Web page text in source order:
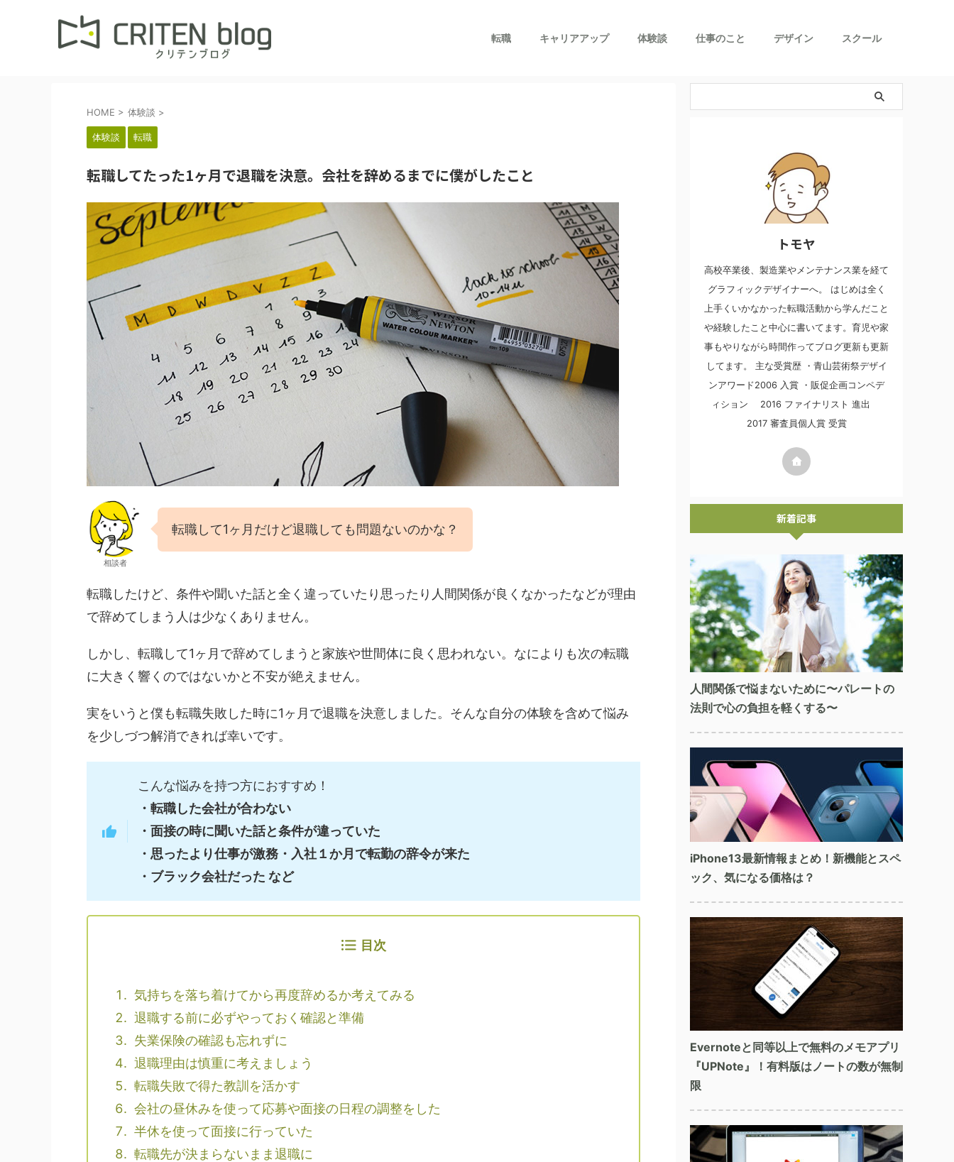
転職 キャリアアップ 体験談 仕事のこと デザイン スクール
HOME > 体験談 >
体験談 転職
転職してたった1ヶ月で退職を決意。会社を辞めるまでに僕がしたこと
相談者
転職して1ヶ月だけど退職しても問題ないのかな？
転職したけど、条件や聞いた話と全く違っていたり思ったり人間関係が良くなかったなどが理由
で辞めてしまう人は少なくありません。
しかし、転職して1ヶ月で辞めてしまうと家族や世間体に良く思われない。なによりも次の転職
に大きく響くのではないかと不安が絶えません。
実をいうと僕も転職失敗した時に1ヶ月で退職を決意しました。そんな自分の体験を含めて悩み
を少しづつ解消できれば幸いです。
こんな悩みを持つ方におすすめ！
・転職した会社が合わない
・面接の時に聞いた話と条件が違っていた
・思ったより仕事が激務・入社１か月で転勤の辞令が来た
・ブラック会社だった など
目次
気持ちを落ち着けてから再度辞めるか考えてみる
退職する前に必ずやっておく確認と準備
失業保険の確認も忘れずに
退職理由は慎重に考えましょう
転職失敗で得た教訓を活かす
会社の昼休みを使って応募や面接の日程の調整をした
半休を使って面接に行っていた
転職先が決まらないまま退職に
トモヤ
高校卒業後、製造業やメンテナンス業を経て
グラフィックデザイナーへ。 はじめは全く
上手くいかなかった転職活動から学んだこと
や経験したこと中心に書いてます。育児や家
事もやりながら時間作ってブログ更新も更新
してます。 主な受賞歴 ・青山芸術祭デザイ
ンアワード2006 入賞 ・販促企画コンペデ
ィション 2016 ファイナリスト 進出
2017 審査員個人賞 受賞
新着記事
人間関係で悩まないために〜パレートの
法則で心の負担を軽くする〜
iPhone13最新情報まとめ！新機能とスペ
ック、気になる価格は？
Evernoteと同等以上で無料のメモアプリ
『UPNote』！有料版はノートの数が無制
限